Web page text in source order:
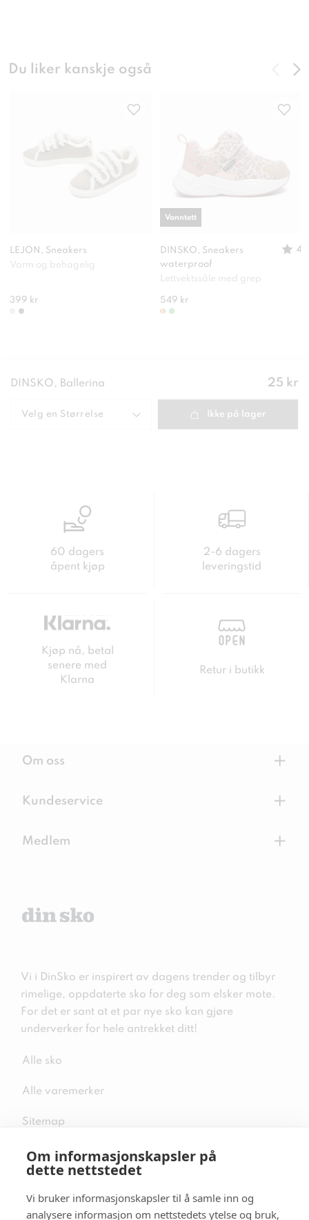
Om informasjonskapsler på
dette nettstedet
Vi bruker informasjonskapsler til å samle inn og
analysere informasjon om nettstedets ytelse og bruk,
Du liker kanskje også
LEJON, Sneakers
Varm og behagelig
399 kr
DINSKO, Sneakers
waterproof
4
Lettvektssåle med grep
549 kr
Vanntett
DINSKO, Ballerina Pris:
25 kr
Velg en Størrelse Ikke på lager
60 dagers
åpent kjøp
2-6 dagers
leveringstid
Kjøp nå, betal
senere med
Klarna
Retur i butikk
Om oss +
Kundeservice +
Medlem +
Vi i DinSko er inspirert av dagens trender og tilbyr
rimelige, oppdaterte sko for deg som elsker mote.
For det er sant at et par nye sko kan gjøre
underverker for hele antrekket ditt!
Alle sko
Alle varemerker
Sitemap
Følg oss i sosiale medier